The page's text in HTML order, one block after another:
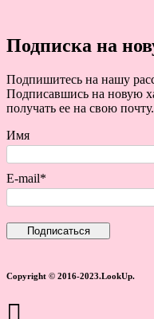
Подписка на
Подпишитесь на нашу
Подписавшись на новую
получать ее на свою почту.
Имя
E-mail*
Copyright © 2016-2023.LookUp.